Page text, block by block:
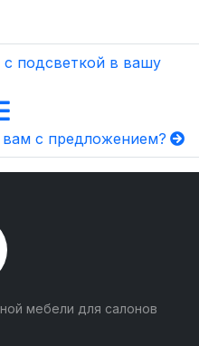
с подсветкой в вашу
с предложением?
мебели для салонов